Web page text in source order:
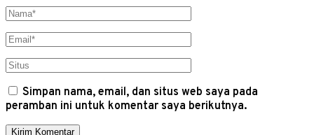
Simpan nama, email, dan situs web saya pada
peramban ini untuk komentar saya berikutnya.